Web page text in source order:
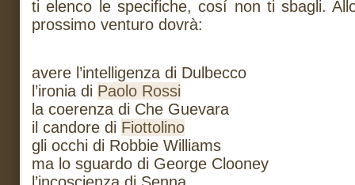
ti elenco le specifiche, cosí non ti sbagli.
prossimo venturo dovrà:
avere l’intelligenza di Dulbecco
l’ironia di Paolo Rossi
la coerenza di Che Guevara
il candore di Fiottolino
gli occhi di Robbie Williams
ma lo sguardo di George Clooney